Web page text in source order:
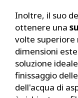
Inoltre, il suo
ottenere una
volte
dimensioni
soluzione
finissaggio
dell'acqua di